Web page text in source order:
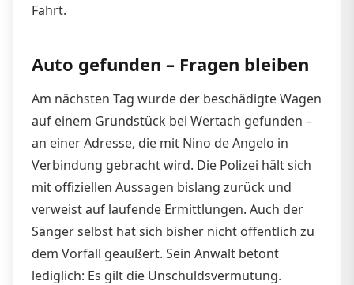
Fahrt.
Auto gefunden – Fragen bleiben
Am nächsten Tag wurde der beschädigte Wagen
auf einem Grundstück bei Wertach gefunden –
an einer Adresse, die mit Nino de Angelo in
Verbindung gebracht wird. Die Polizei hält sich
mit offiziellen Aussagen bislang zurück und
verweist auf laufende Ermittlungen. Auch der
Sänger selbst hat sich bisher nicht öffentlich zu
dem Vorfall geäußert. Sein Anwalt betont
lediglich: Es gilt die Unschuldsvermutung.